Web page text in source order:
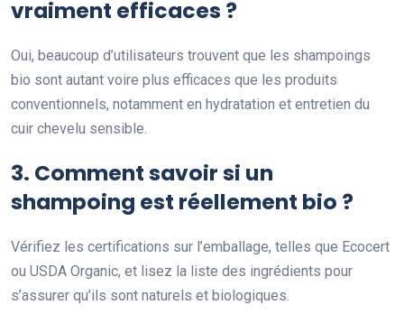
vraiment efficaces ?
Oui, beaucoup d’utilisateurs trouvent que les shampoings
bio sont autant voire plus efficaces que les produits
conventionnels, notamment en hydratation et entretien du
cuir chevelu sensible.
3. Comment savoir si un
shampoing est réellement bio ?
Vérifiez les certifications sur l’emballage, telles que Ecocert
ou USDA Organic, et lisez la liste des ingrédients pour
s’assurer qu’ils sont naturels et biologiques.